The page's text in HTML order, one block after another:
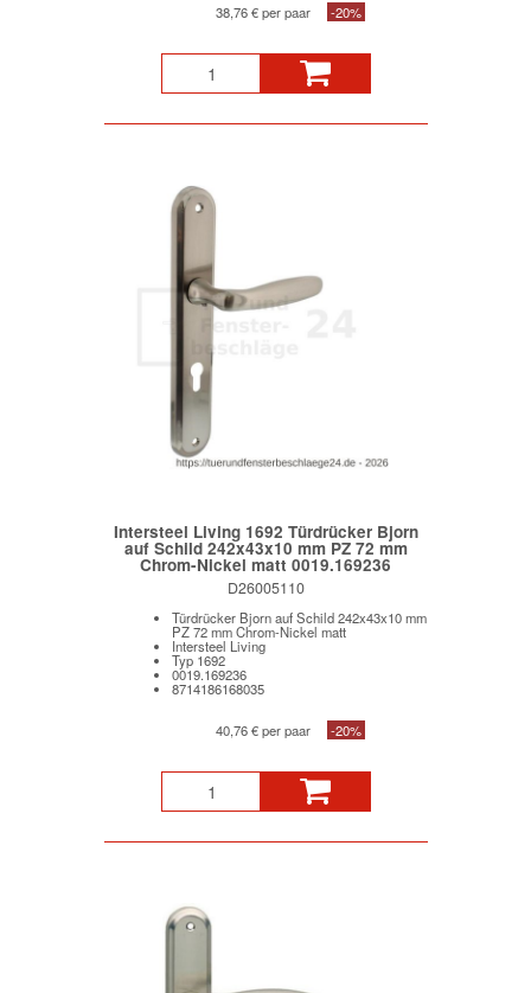
38,76 € per paar -20%
Intersteel Living 1692 Türdrücker Bjorn
auf Schild 242x43x10 mm PZ 72 mm
Chrom-Nickel matt 0019.169236
D26005110
Türdrücker Bjorn auf Schild 242x43x10 mm
PZ 72 mm Chrom-Nickel matt
Intersteel Living
Typ 1692
0019.169236
8714186168035
40,76 € per paar -20%